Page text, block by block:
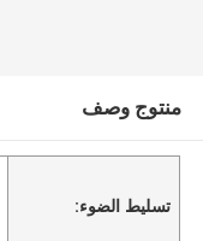
منتوج وصف
تسليط الضوء: